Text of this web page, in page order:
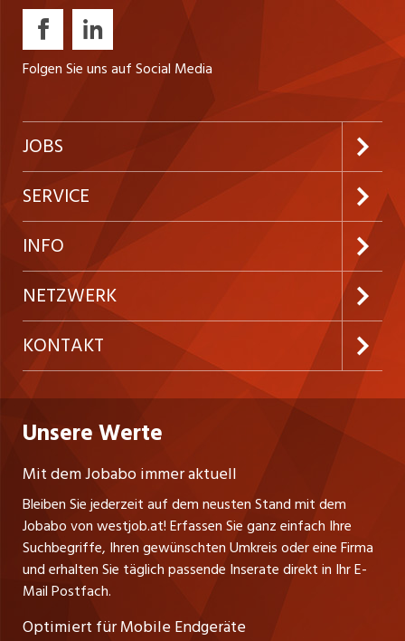
Folgen Sie uns auf Social Media
JOBS
Jobabo abonnieren
Neue Stellen
Festanstellungen
Temporäre Jobs
Praktika
Lehrstellen
Führungspositionen
Management / Kader-Jobs
SERVICE
Kundenlogin
Inserieren
Firmen
Personalvermittler
INFO
Preise und Leistungen
AGB
Datenschutzerklärung
Impressum
NETZWERK
ostjob.ch
jobzüri.ch
jobmittelland.ch
jobbern.ch
jobbasel.ch
zentraljob.ch
KONTAKT
Gutenbergstrasse 1
A-6858 Schwarzach
Stefan Spötl
Tel. +43 664 39 47 47 7
Leiter westjob.at
Andrea Graf
Tel. +43 664 20 30 02 1
Verkauf und Beratung
Unsere Werte
Mit dem Jobabo immer aktuell
Bleiben Sie jederzeit auf dem neusten Stand mit dem
Jobabo von westjob.at! Erfassen Sie ganz einfach Ihre
Suchbegriffe, Ihren gewünschten Umkreis oder eine Firma
und erhalten Sie täglich passende Inserate direkt in Ihr E-
Mail Postfach.
Optimiert für Mobile Endgeräte